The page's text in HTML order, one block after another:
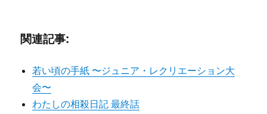
関連記事:
若い頃の手紙 〜ジュニア・レクリエーション大
会〜
わたしの相殺日記 最終話